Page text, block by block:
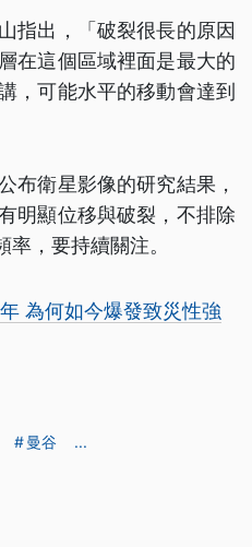
指出，「破裂很長的原因
在這個區域裡面是最大的
，可能水平的移動會達到
布衛星影像的研究結果，
明顯位移與破裂，不排除
，要持續關注。
為何如今爆發致災性強
曼谷 ...